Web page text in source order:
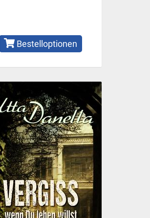
Bestelloptionen